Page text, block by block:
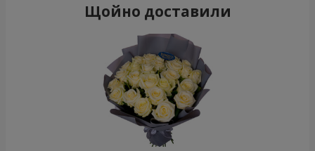
Щойно доставили